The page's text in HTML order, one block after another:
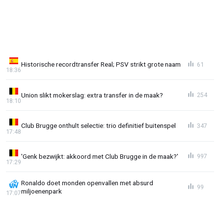
Historische recordtransfer Real; PSV strikt grote naam
18:36
61
Union slikt mokerslag: extra transfer in de maak?
18:10
254
Club Brugge onthult selectie: trio definitief buitenspel
17:48
347
'Genk bezwijkt: akkoord met Club Brugge in de maak?'
17:29
997
Ronaldo doet monden openvallen met absurd
miljoenenpark
17:07
99